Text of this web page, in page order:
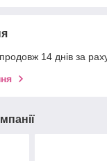
14 днів за